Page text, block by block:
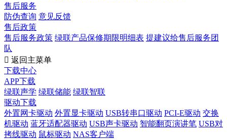
售后服务
防伪查询 意见反馈
售后政策
售后服务政策 绿联产品保修期限明细表 提建议给售后服务团
队
 返回主菜单
下载中心
APP下载
绿联声学 绿联储能 绿联智联
驱动下载
外置网卡驱动 外置显卡驱动 USB转串口驱动 PCI-E驱动 交换
机驱动 蓝牙适配器驱动 USB声卡驱动 智能翻页演讲笔 USB对
拷线驱动 鼠标驱动 NAS客户端